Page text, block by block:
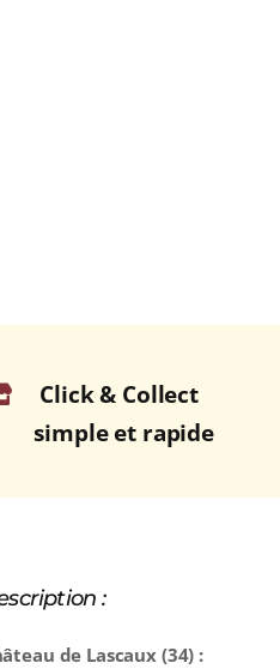
Click & Collect
simple et rapide
:
de Lascaux (34) :